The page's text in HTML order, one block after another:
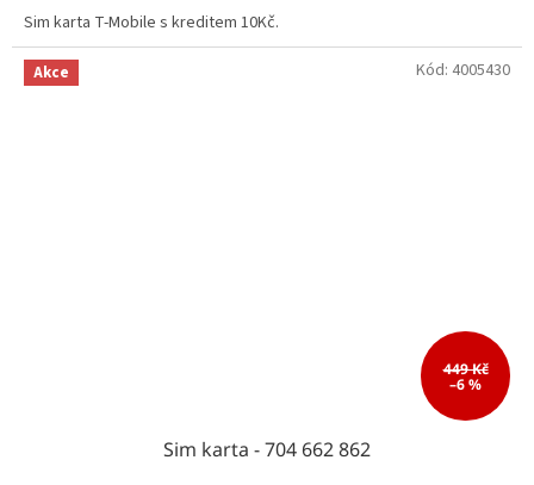
Sim karta T-Mobile s kreditem 10Kč.
Akce
449 Kč
–6 %
Sim karta - 704 662 862
Kód: 4005430